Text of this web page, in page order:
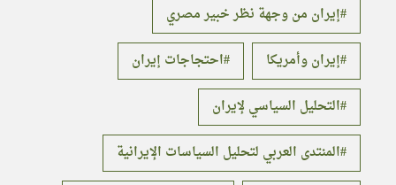
إيران من وجهة نظر خبير مصري
إيران وأمريكا
احتجاجات إيران
التحليل السياسي لإيران
المنتدى العربي لتحليل السياسات الإيرانية